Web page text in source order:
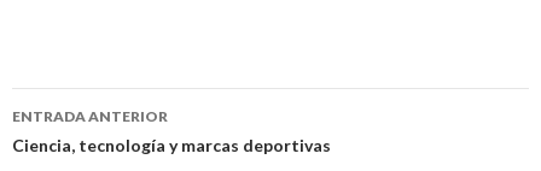
Navegación
de
ENTRADA ANTERIOR
Ciencia, tecnología y marcas deportivas